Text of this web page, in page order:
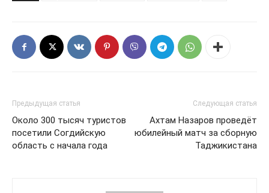
Предыдущая статья
Около 300 тысяч туристов
посетили Согдийскую
область с начала года
Следующая статья
Ахтам Назаров проведёт
юбилейный матч за сборную
Таджикистана